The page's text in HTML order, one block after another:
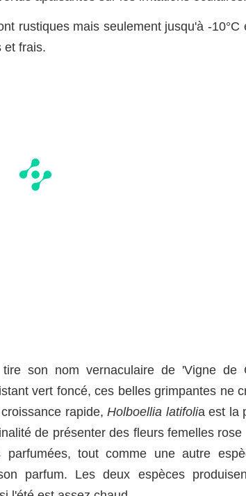
rustiques mais seulement jusqu'à -10°C
et frais.
son nom vernaculaire de 'Vigne de
vert foncé, ces belles grimpantes ne
rapide, Holboellia latifolia est la
de présenter des fleurs femelles rose
tout comme une autre
parfum. Les deux espèces